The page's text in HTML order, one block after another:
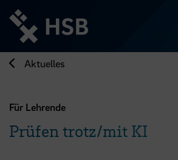
zum
Seiteninhalt
springen
Aktuelles
Für Lehrende
Prüfen trotz/mit KI